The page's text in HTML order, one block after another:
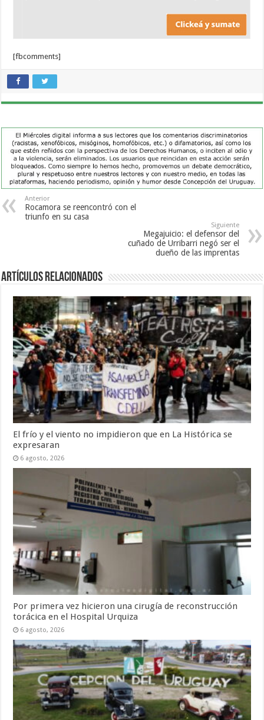
[fbcomments]
Anterior
Rocamora se reencontró con el
triunfo en su casa
Siguiente
Megajuicio: el defensor del
cuñado de Urribarri negó ser el
dueño de las imprentas
Artículos Relacionados
El frío y el viento no impidieron que en La Histórica se
expresaran
6 agosto, 2026
Por primera vez hicieron una cirugía de reconstrucción
torácica en el Hospital Urquiza
6 agosto, 2026